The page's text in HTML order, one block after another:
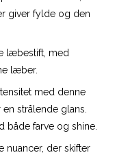
giver fylde og den
læbestift, med
læber.
med denne
strålende glans.
både farve og shine.
nuancer, der skifter